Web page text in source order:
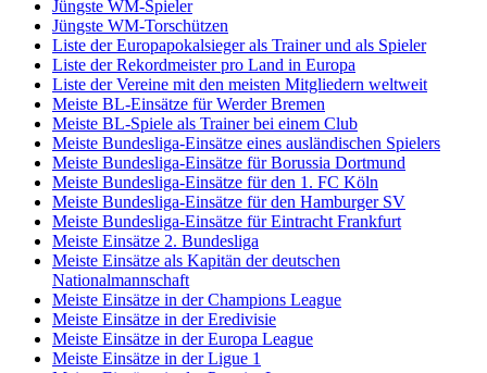
Jüngste WM-Spieler
Jüngste WM-Torschützen
Liste der Europapokalsieger als Trainer und als Spieler
Liste der Rekordmeister pro Land in Europa
Liste der Vereine mit den meisten Mitgliedern weltweit
Meiste BL-Einsätze für Werder Bremen
Meiste BL-Spiele als Trainer bei einem Club
Meiste Bundesliga-Einsätze eines ausländischen Spielers
Meiste Bundesliga-Einsätze für Borussia Dortmund
Meiste Bundesliga-Einsätze für den 1. FC Köln
Meiste Bundesliga-Einsätze für den Hamburger SV
Meiste Bundesliga-Einsätze für Eintracht Frankfurt
Meiste Einsätze 2. Bundesliga
Meiste Einsätze als Kapitän der deutschen
Nationalmannschaft
Meiste Einsätze in der Champions League
Meiste Einsätze in der Eredivisie
Meiste Einsätze in der Europa League
Meiste Einsätze in der Ligue 1